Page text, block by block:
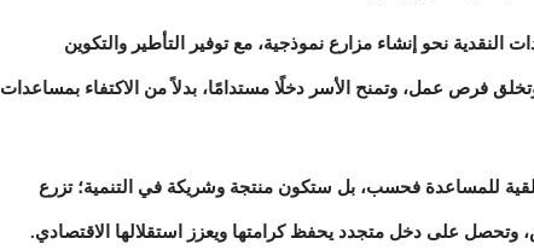
نحو إنشاء مزارع نموذجية، مع توفير التأطير والتكوين
فرص عمل، وتمنح الأسر دخلًا مستدامًا، بدلاً من الاكتفاء بمساعدات
للمساعدة فحسب، بل ستكون منتجة وشريكة في التنمية؛ تزرع
وتحصل على دخل متجدد يحفظ كرامتها ويعزز استقلالها الاقتصادي.